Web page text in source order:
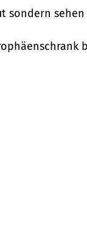
sondern